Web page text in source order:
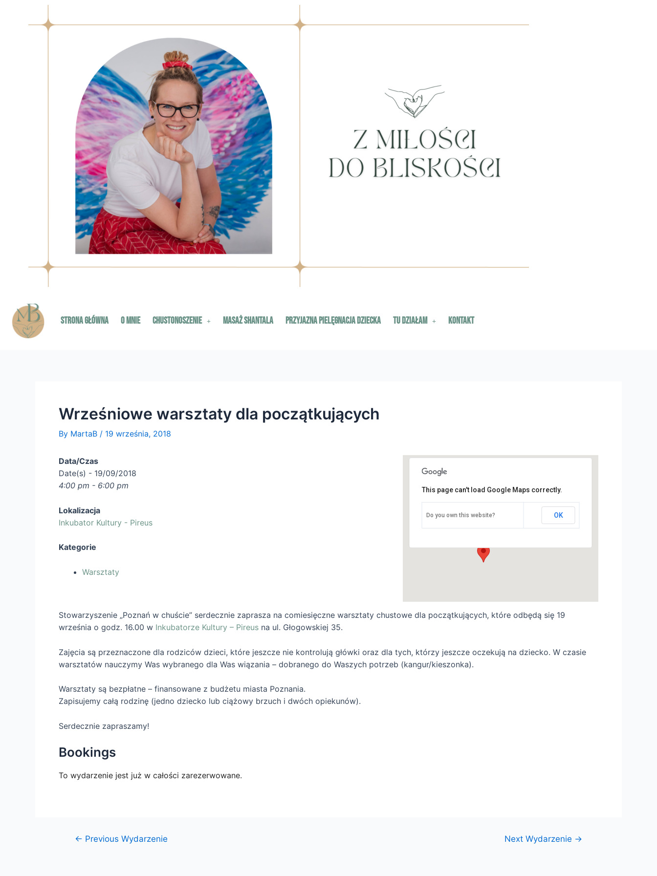
Strona główna O mnie Chustonoszenie masaż Shantala Przyjazna Pielęgnacja Dziecka Tu działam Kontakt
Wrześniowe warsztaty dla początkujących
By MartaB / 19 września, 2018
Inkubator Kultury - Pireus
ul. Głogowska 35 - Poznań
Wydarzenia
This page can't load Google Maps correctly.
Do you own this website? OK
Data/Czas
Date(s) - 19/09/2018
4:00 pm - 6:00 pm
Lokalizacja
Inkubator Kultury - Pireus
Kategorie
Warsztaty
Stowarzyszenie „Poznań w chuście” serdecznie zaprasza na comiesięczne warsztaty chustowe dla początkujących, które odbędą się 19
września o godz. 16.00 w Inkubatorze Kultury – Pireus na ul. Głogowskiej 35.
Zajęcia są przeznaczone dla rodziców dzieci, które jeszcze nie kontrolują główki oraz dla tych, którzy jeszcze oczekują na dziecko. W czasie
warsztatów nauczymy Was wybranego dla Was wiązania – dobranego do Waszych potrzeb (kangur/kieszonka).
Warsztaty są bezpłatne – finansowane z budżetu miasta Poznania.
Zapisujemy całą rodzinę (jedno dziecko lub ciążowy brzuch i dwóch opiekunów).
Serdecznie zapraszamy!
Bookings
To wydarzenie jest już w całości zarezerwowane.
← Previous Wydarzenie Next Wydarzenie →